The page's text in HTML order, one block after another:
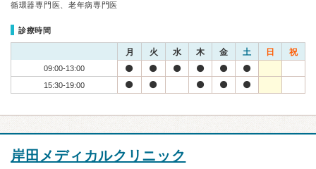
循環器専門医、老年病専門医
診療時間
月 火 水 木 金 土 日 祝
09:00-13:00
15:30-19:00
岸田メディカルクリニック